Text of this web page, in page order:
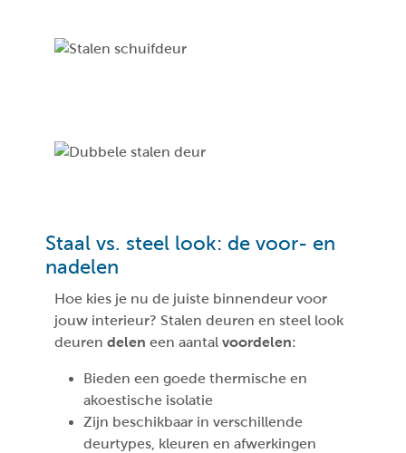
Staal vs. steel look: de voor- en
nadelen
Hoe kies je nu de juiste binnendeur voor
jouw interieur? Stalen deuren en steel look
deuren delen een aantal voordelen:
Bieden een goede thermische en
akoestische isolatie
Zijn beschikbaar in verschillende
deurtypes, kleuren en afwerkingen